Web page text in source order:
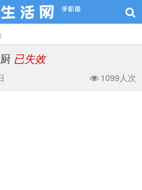
已失效
1099人次